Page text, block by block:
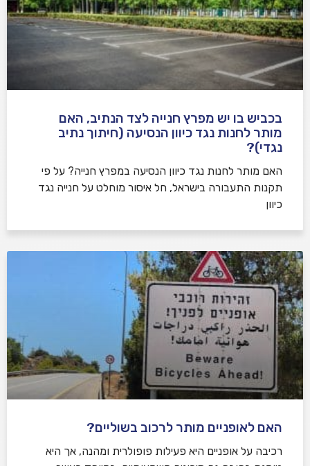
בכביש בו יש מפרץ חנייה לצד הנתיב, האם
מותר לחנות נגד כיוון הנסיעה (חיתוך נתיב
נגדי)?
האם מותר לחנות נגד כיוון הנסיעה במפרץ חנייה? על פי
תקנות התעבורה בישראל, חל איסור מוחלט על חנייה נגד
כיוון
האם לאופניים מותר לרכוב בשוליים?
רכיבה על אופניים היא פעילות פופולרית ומהנה, אך היא